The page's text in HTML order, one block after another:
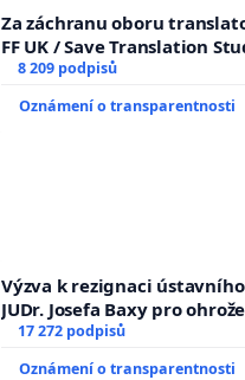
Za záchranu oboru
FF UK / Save Translation
the Faculty of Arts, Charles
8 209 podpisů
Oznámení o transparentnosti
Výzva k rezignaci
JUDr. Josefa Baxy pro
ve spravedlivý proces
17 272 podpisů
Oznámení o transparentnosti